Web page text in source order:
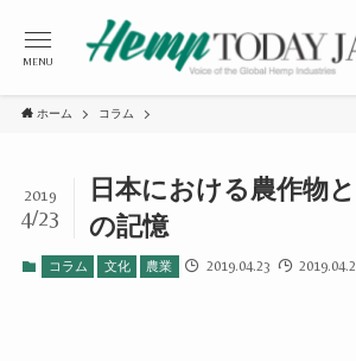
MENU
ホーム コラム
日本における農作物
の記憶
2019
4/23
コラム 文化 農業 2019.04.23